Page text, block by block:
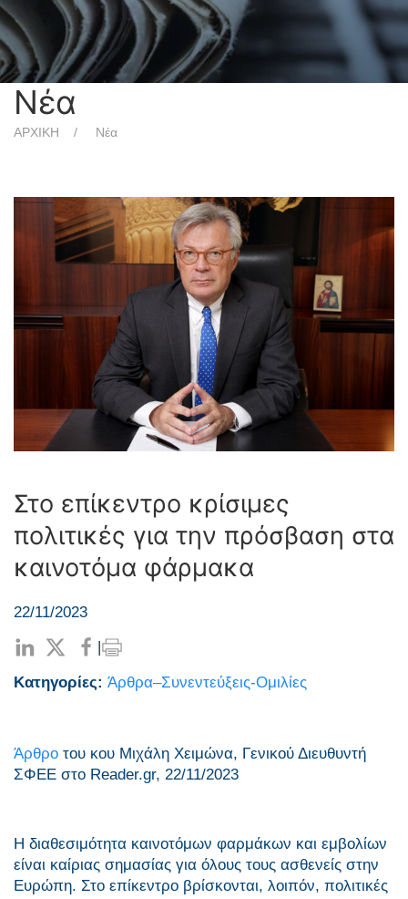
Νέα
ΑΡΧΙΚΗ Νέα
Στο επίκεντρο κρίσιμες
πολιτικές για την πρόσβαση στα
καινοτόμα φάρμακα
22/11/2023
Κατηγορίες: Άρθρα–Συνεντεύξεις-Ομιλίες
Άρθρο του κου Μιχάλη Χειμώνα, Γενικού Διευθυντή
ΣΦΕΕ στο Reader.gr, 22/11/2023
Η διαθεσιμότητα καινοτόμων φαρμάκων και εμβολίων
είναι καίριας σημασίας για όλους τους ασθενείς στην
Ευρώπη. Στο επίκεντρο βρίσκονται, λοιπόν, πολιτικές